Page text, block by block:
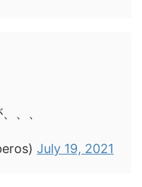
、、
July 19, 2021